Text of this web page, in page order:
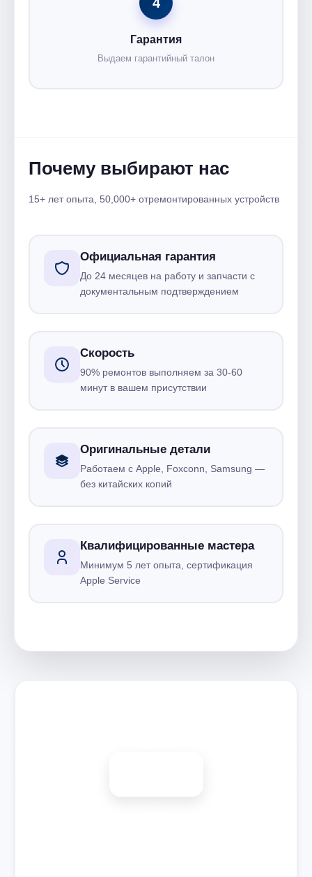
Гарантия
Выдаем гарантийный талон
Почему выбирают нас
15+ лет опыта, 50,000+ отремонтированных устройств
Официальная гарантия
До 24 месяцев на работу и запчасти с
документальным подтверждением
Скорость
90% ремонтов выполняем за 30-60
минут в вашем присутствии
Оригинальные детали
Работаем с Apple, Foxconn, Samsung —
без китайских копий
Квалифицированные мастера
Минимум 5 лет опыта, сертификация
Apple Service